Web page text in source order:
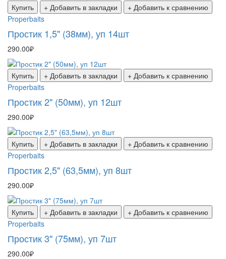
Купить + Добавить в закладки
+ Добавить к сравнению
Properbaits
Простик 1,5" (38мм), уп 14шт
290.00₽
Купить + Добавить в закладки
+ Добавить к сравнению
Properbaits
Простик 2" (50мм), уп 12шт
290.00₽
Купить + Добавить в закладки
+ Добавить к сравнению
Properbaits
Простик 2,5" (63,5мм), уп 8шт
290.00₽
Купить + Добавить в закладки
+ Добавить к сравнению
Properbaits
Простик 3" (75мм), уп 7шт
290.00₽